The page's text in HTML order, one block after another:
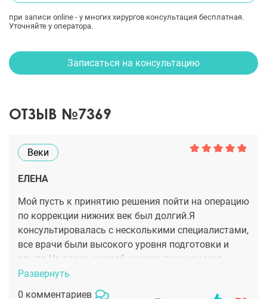
при записи online - у многих хирургов консультация бесплатная.
Уточняйте у оператора.
Записаться на консультацию
ОТЗЫВ №7369
Веки
ЕЛЕНА
Мой пусть к принятию решения пойти на операцию
по коррекции нижних век был долгий.Я
консультировалась с несколькими специалистами,
все врачи были высокого уровня подготовки и
опыта.Но после каждой консультации у меня
возникали сомнения.Дело в том,что в у меня есть
одна особенность,склонность к образованию
Развернуть
0 комментариев